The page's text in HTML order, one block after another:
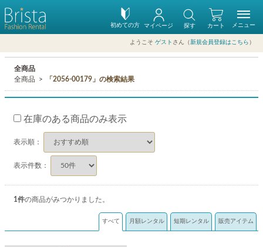
初めての方 カート
マイページ 探す
ようこそ ゲスト さん（新規会員登録はこちら ）
メニュー
全商品
全商品
「2056-00179」の検索結果
在庫のある商品のみ表示
表示順：
表示件数：
1件の商品がみつかりました。
すべて 月額レンタル 短期レンタル 販売アイテム